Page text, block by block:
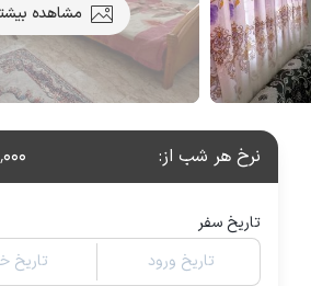
مشاهده
نرخ هر شب از:
تاریخ سفر
تاریخ ورود
تاریخ